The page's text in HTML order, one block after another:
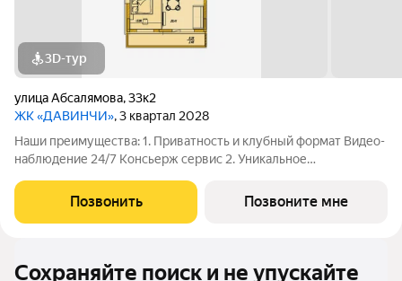
3D-тур
улица Абсалямова,33к2
ЖК «ДАВИНЧИ», 3 квартал 2028
Наши преимущества: 1. Приватность и клубный формат Видео-
наблюдение 24/7 Консьерж сервис 2. Уникальное
этаже Библиотека Спортивная зона Детский уголок 3.
Комфортный паркинг Закрытый паркинг на 1
Позвонить Позвоните мне
Сохраняйте поиск и не упускайте